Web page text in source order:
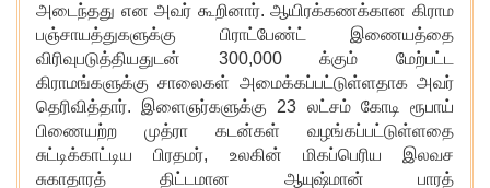
அடைந்தது என அவர் கூறினார். ஆயிரக்கணக்கான கிராம
பஞ்சாயத்துகளுக்கு பிராட்பேண்ட் இணையத்தை
விரிவுபடுத்தியதுடன் 300,000 க்கும் மேற்பட்ட
கிராமங்களுக்கு சாலைகள் அமைக்கப்பட்டுள்ளதாக அவர்
தெரிவித்தார். இளைஞர்களுக்கு 23 லட்சம் கோடி ரூபாய்
பிணையற்ற முத்ரா கடன்கள் வழங்கப்பட்டுள்ளதை
சுட்டிக்காட்டிய பிரதமர், உலகின் மிகப்பெரிய இலவச
சுகாதாரத் திட்டமான ஆயுஷ்மான் பாரத்